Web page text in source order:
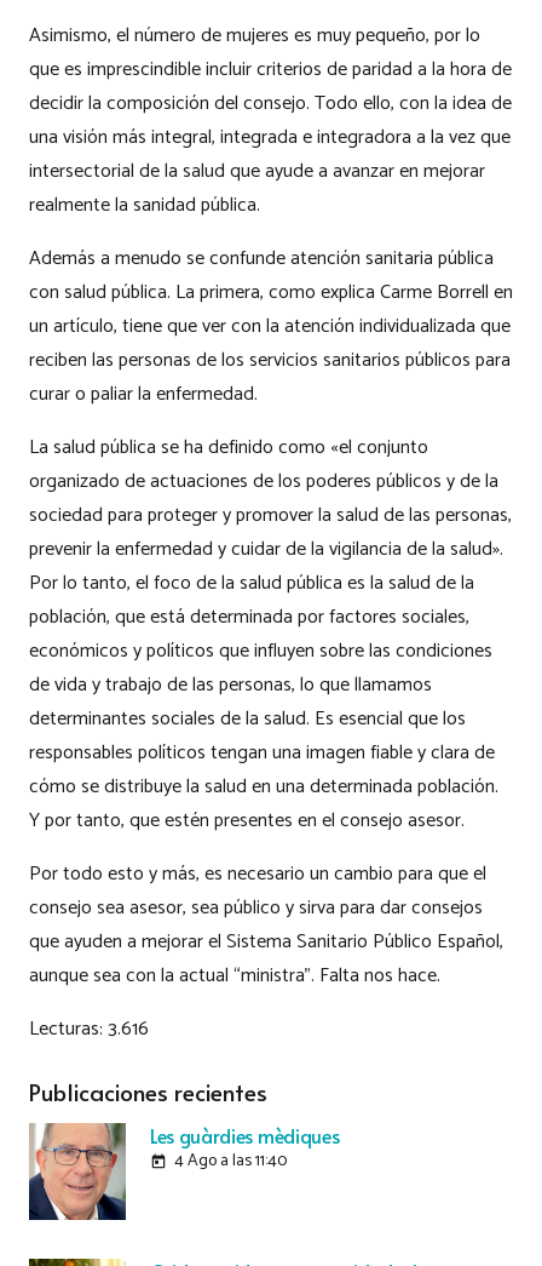
Asimismo, el número de mujeres es muy pequeño, por lo
que es imprescindible incluir criterios de paridad a la hora de
decidir la composición del consejo. Todo ello, con la idea de
una visión más integral, integrada e integradora a la vez que
intersectorial de la salud que ayude a avanzar en mejorar
realmente la sanidad pública.
Además a menudo se confunde atención sanitaria pública
con salud pública. La primera, como explica Carme Borrell en
un artículo, tiene que ver con la atención individualizada que
reciben las personas de los servicios sanitarios públicos para
curar o paliar la enfermedad.
La salud pública se ha definido como «el conjunto
organizado de actuaciones de los poderes públicos y de la
sociedad para proteger y promover la salud de las personas,
prevenir la enfermedad y cuidar de la vigilancia de la salud».
Por lo tanto, el foco de la salud pública es la salud de la
población, que está determinada por factores sociales,
económicos y políticos que influyen sobre las condiciones
de vida y trabajo de las personas, lo que llamamos
determinantes sociales de la salud. Es esencial que los
responsables políticos tengan una imagen fiable y clara de
cómo se distribuye la salud en una determinada población.
Y por tanto, que estén presentes en el consejo asesor.
Por todo esto y más, es necesario un cambio para que el
consejo sea asesor, sea público y sirva para dar consejos
que ayuden a mejorar el Sistema Sanitario Público Español,
aunque sea con la actual “ministra”. Falta nos hace.
Lecturas:3.616
Publicaciones recientes
Les guàrdies mèdiques
today 4 Ago a las 11:40